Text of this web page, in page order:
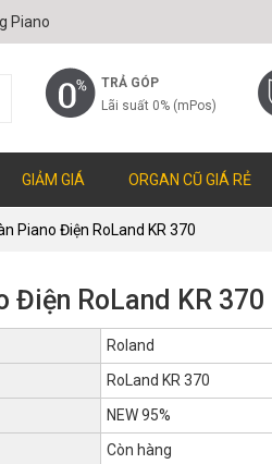
Piano
TRẢ GÓP
Lãi suất 0% (mPos)
GIẢM GIÁ ORGAN CŨ GIÁ RẺ
Piano Điện RoLand KR 370
Điện RoLand KR 370
Roland
RoLand KR 370
NEW 95%
Còn hàng